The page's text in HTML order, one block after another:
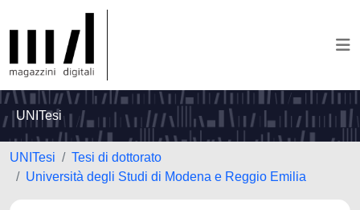
UNITesi
UNITesi
Tesi di dottorato
Università degli Studi di Modena e Reggio Emilia